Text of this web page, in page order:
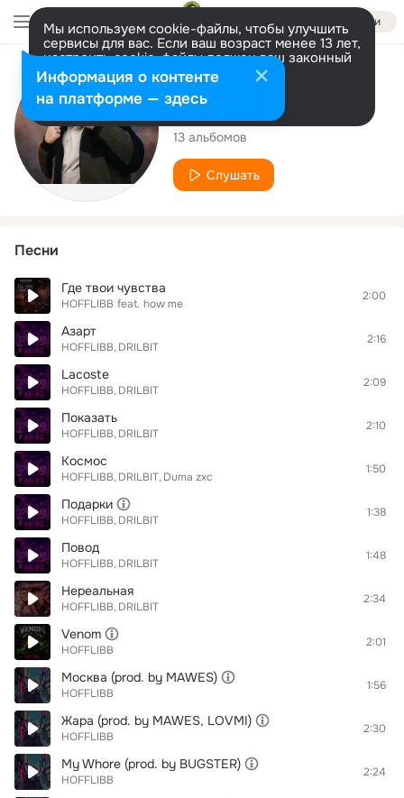
Войти
Мы используем cookie-файлы, чтобы улучшить
сервисы для вас. Если ваш возраст менее 13 лет,
настроить cookie-файлы должен ваш законный
представитель. Больше информации
Разрешить все Настроить
Исполнитель
HOFFLIBB
13 альбомов
Слушать
Песни
Где твои чувства
HOFFLIBB feat. how me
2:00
Азарт
HOFFLIBB DRILBIT
2:16
Lacoste
HOFFLIBB DRILBIT
2:09
Показать
HOFFLIBB DRILBIT
2:10
Космос
HOFFLIBB DRILBIT Duma zxc
1:50
Подарки
HOFFLIBB DRILBIT
1:38
Повод
HOFFLIBB DRILBIT
1:48
Нереальная
HOFFLIBB DRILBIT
2:34
Venom
HOFFLIBB
2:01
Москва (prod. by MAWES)
HOFFLIBB
1:56
Жара (prod. by MAWES, LOVMI)
HOFFLIBB
2:30
My Whore (prod. by BUGSTER)
HOFFLIBB
2:24
Информация о контенте
на платформе — здесь